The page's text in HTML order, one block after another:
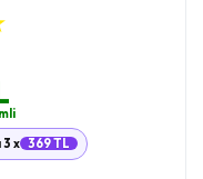
3 x 369 TL